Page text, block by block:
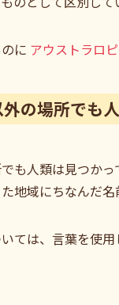
に アウストラロ
の場所でも
も人類は見つか
地域にちなんだ名
ては、言葉を使